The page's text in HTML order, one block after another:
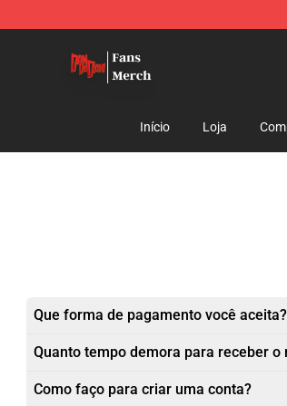
Início Loja
Que forma de pagamento você aceita?
Quanto tempo demora para receber o
Como faço para criar uma conta?